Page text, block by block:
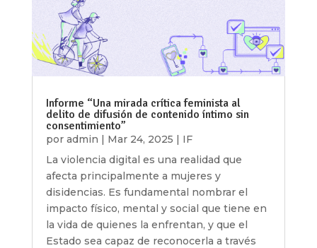
Informe “Una mirada crítica feminista al
delito de difusión de contenido íntimo sin
consentimiento”
por admin | Mar 24, 2025 | IF
La violencia digital es una realidad que
afecta principalmente a mujeres y
disidencias. Es fundamental nombrar el
impacto físico, mental y social que tiene en
la vida de quienes la enfrentan, y que el
Estado sea capaz de reconocerla a través